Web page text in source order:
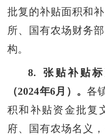
批复的补贴面积和
所、国有农场财务
构。
8.
张贴补贴
（2024年6月）。各
积和补贴资金批复
府、国有农场名义，